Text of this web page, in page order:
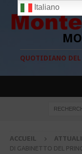
QUOTIDIANO
ACCUEIL
DI GABINETTO DEL
Italiano